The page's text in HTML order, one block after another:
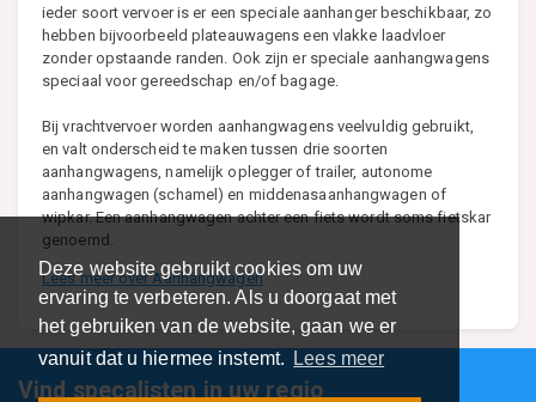
Deze website gebruikt cookies om uw
ervaring te verbeteren. Als u doorgaat met
het gebruiken van de website, gaan we er
vanuit dat u hiermee instemt.
Lees meer
ieder soort vervoer is er een speciale aanhanger beschikbaar, zo
hebben bijvoorbeeld plateauwagens een vlakke laadvloer
zonder opstaande randen. Ook zijn er speciale aanhangwagens
speciaal voor gereedschap en/of bagage.
Bij vrachtvervoer worden aanhangwagens veelvuldig gebruikt,
en valt onderscheid te maken tussen drie soorten
aanhangwagens, namelijk oplegger of trailer, autonome
aanhangwagen (schamel) en middenasaanhangwagen of
wipkar. Een aanhangwagen achter een fiets wordt soms fietskar
genoemd.
Lees meer over Aanhangwagen
Vind specalisten in uw regio